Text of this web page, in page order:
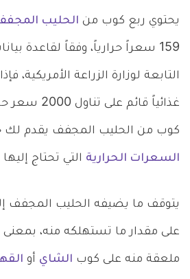
يحتوي ربع كوب من الحليب
159 سعراً حرارياً، وفقاً لقاعدة
التابعة لوزارة الزراعة الأمريكية،
غذائياً قائم
كوب من الحليب المجفف يقدم لك حوالي 8%
السعرات الحرارية التي تحتاج إليها
يتوقف ما يضيفه الحليب المجفف
على مقدار ما تستهلكه منه، بمعنى
ملعقة منه على كوب الشاي أو